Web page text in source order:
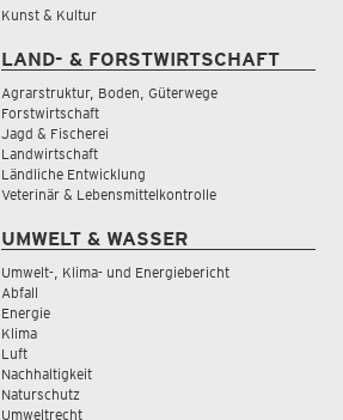
Kunst & Kultur
LAND- & FORSTWIRTSCHAFT
Agrarstruktur, Boden, Güterwege
Forstwirtschaft
Jagd & Fischerei
Landwirtschaft
Ländliche Entwicklung
Veterinär & Lebensmittelkontrolle
UMWELT & WASSER
Umwelt-, Klima- und Energiebericht
Abfall
Energie
Klima
Luft
Nachhaltigkeit
Naturschutz
Umweltrecht